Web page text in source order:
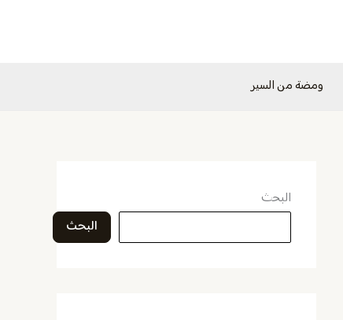
ومضة من السير
البحث
البحث